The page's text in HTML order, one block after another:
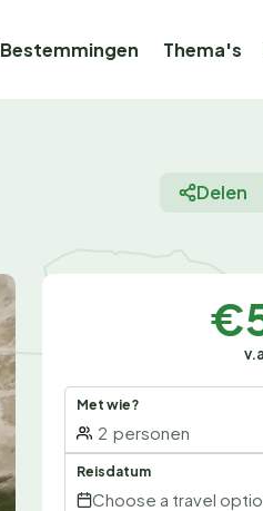
Bestemmingen Thema's
Delen
Met wie?
2 personen
Reisdatum
Choose a travel